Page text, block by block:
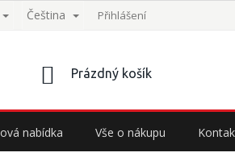
Čeština Přihlášení
NÁKUPNÍ
Prázdný košík
nabídka Vše o nákupu